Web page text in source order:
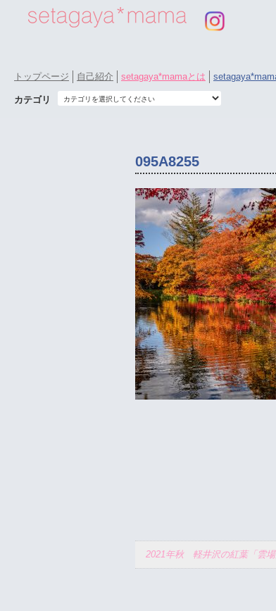
トップページ 自己紹介 setagaya*mamaとは
カテゴリ
095A8255
2021年秋 軽井沢の紅葉「雲場